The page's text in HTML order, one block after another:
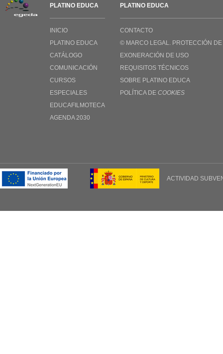
PLATINO EDUCA
INICIO
PLATINO EDUCA
CATÁLOGO
COMUNICACIÓN
CURSOS
ESPECIALES
EDUCAFILMOTECA
AGENDA 2030
PLATINO EDUCA
CONTACTO
© MARCO LEGAL. PROTECCIÓN DE
EXONERACIÓN DE USO
REQUISITOS TÉCNICOS
SOBRE PLATINO EDUCA
POLÍTICA DE COOKIES
ACTIVIDAD